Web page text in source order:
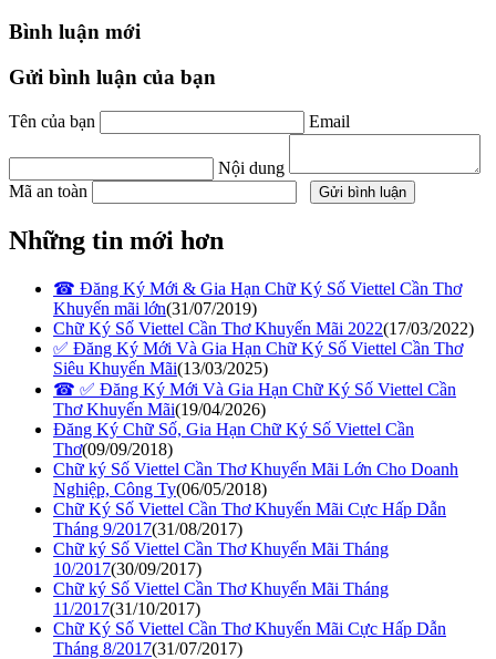
Bình luận mới
Gửi bình luận của bạn
Tên của bạn Email
Nội dung
Mã an toàn
Những tin mới hơn
☎ Đăng Ký Mới & Gia Hạn Chữ Ký Số Viettel Cần Thơ
Khuyến mãi lớn(31/07/2019)
Chữ Ký Số Viettel Cần Thơ Khuyến Mãi 2022(17/03/2022)
✅‎ Đăng Ký Mới Và Gia Hạn Chữ Ký Số Viettel Cần Thơ
Siêu Khuyến Mãi(13/03/2025)
☎ ✅‎ Đăng Ký Mới Và Gia Hạn Chữ Ký Số Viettel Cần
Thơ Khuyến Mãi(19/04/2026)
Đăng Ký Chữ Số, Gia Hạn Chữ Ký Số Viettel Cần
Thơ(09/09/2018)
Chữ ký Số Viettel Cần Thơ Khuyến Mãi Lớn Cho Doanh
Nghiệp, Công Ty(06/05/2018)
Chữ Ký Số Viettel Cần Thơ Khuyến Mãi Cực Hấp Dẫn
Tháng 9/2017(31/08/2017)
Chữ ký Số Viettel Cần Thơ Khuyến Mãi Tháng
10/2017(30/09/2017)
Chữ ký Số Viettel Cần Thơ Khuyến Mãi Tháng
11/2017(31/10/2017)
Chữ Ký Số Viettel Cần Thơ Khuyến Mãi Cực Hấp Dẫn
Tháng 8/2017(31/07/2017)